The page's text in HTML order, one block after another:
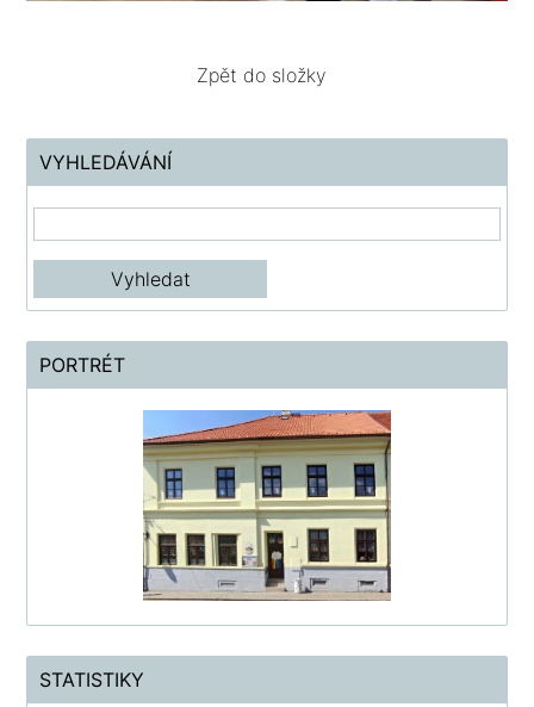
Zpět do složky
VYHLEDÁVÁNÍ
PORTRÉT
STATISTIKY